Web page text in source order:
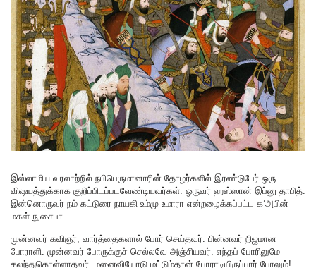
இஸ்லாமிய வரலாற்றில் நபிபெருமானாரின் தோழர்களில் இரண்டுபேர் ஒரு
விஷயத்துக்காக குறிப்பிடப்படவேண்டியவர்கள். ஒருவர் ஹஸ்ஸான் இப்னு தாபித்.
இன்னொருவர் நம் கட்டுரை நாயகி உம்மு உமாரா என்றழைக்கப்பட்ட க’அபின்
மகள் நுசைபா.
முன்னவர் கவிஞர், வார்த்தைகளால் போர் செய்தவர். பின்னவர் நிஜமான
போராளி. முன்னவர் போருக்குச் செல்லவே அஞ்சியவர். எந்தப் போரிலுமே
கலந்துகொள்ளாதவர். மனைவியோடு மட்டும்தான் போராடியிருப்பார் போலும்!